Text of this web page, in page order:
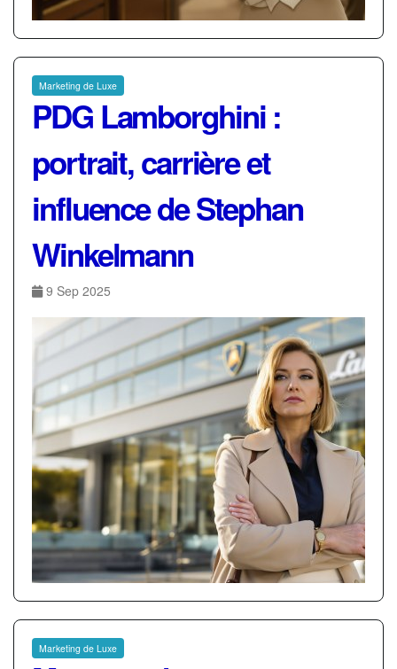
Marketing de Luxe
PDG Lamborghini :
portrait, carrière et
influence de Stephan
Winkelmann
9 Sep 2025
Marketing de Luxe